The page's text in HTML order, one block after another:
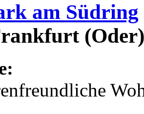
am Südring